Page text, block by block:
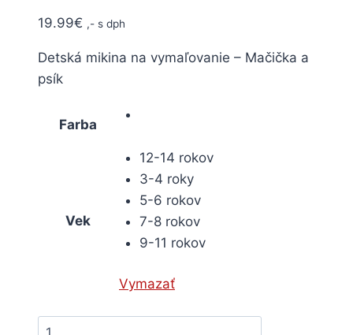
19.99€ ,- s dph
Detská mikina na vymaľovanie – Mačička a
psík
Farba
Vek
12-14 rokov
3-4 roky
5-6 rokov
7-8 rokov
9-11 rokov
Vymazať
množstvo